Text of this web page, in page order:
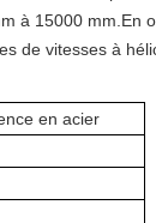
à 15000 mm.En
de vitesses à
en acier